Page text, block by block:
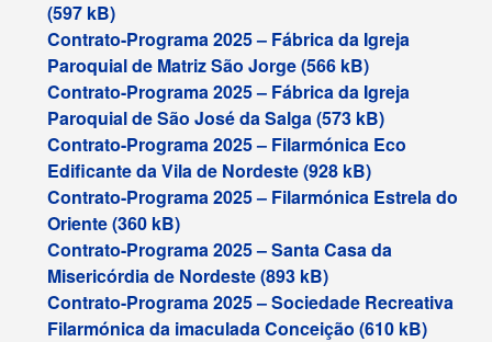
Contrato-Programa 2025 – Fábrica da Igreja
Paroquial de Matriz São Jorge
Contrato-Programa 2025 – Fábrica da Igreja
Paroquial de São José da Salga
Contrato-Programa 2025 – Filarmónica Eco
Edificante da Vila de Nordeste
Contrato-Programa 2025 – Filarmónica Estrela do
Oriente
Contrato-Programa 2025 – Santa Casa da
Misericórdia de Nordeste
Contrato-Programa 2025 – Sociedade Recreativa
Filarmónica da imaculada Conceição